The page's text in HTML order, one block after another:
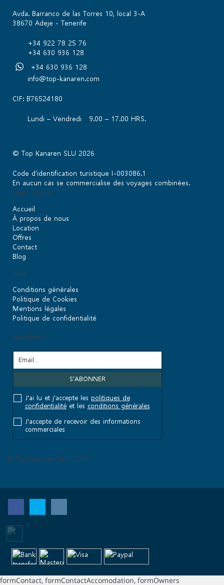
Avda. Barranco de las Torres 10, local 3-A
38670 Adeje - Tenerife
+34 922 78 25 76
+34 630 936 128
+34 630 936 128
info@top-kanaren.com
CIF: B76524180
Lundi – Vendredi 9.00 – 17.00 HRS.
© Top Kanaren SLU 2026
Code d’identification turistique I-003086.1
En aucun cas se commercialise des voyages combinées.
Liens rapides
Accueil
À propos de nous
Location
Offres
Contact
Blog
Aide
Conditions générales
Politique de Cookies
Mentions légales
Politique de confidentialité
Newsletter
J'ai lu et j'accepte les politiques de
confidentialitéet les conditions générales
J'accepte de recevoir des informations
commerciales
© Top Kanaren SLU 2026
formContact, formContactAccomodation, formOwners